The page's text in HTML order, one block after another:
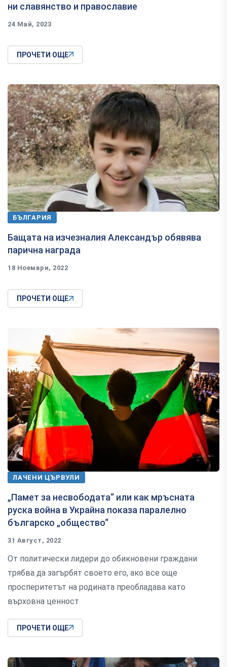
ни славянство и православие
24 Май, 2023
ПРОЧЕТИ ОЩЕ
БЪЛГАРИЯ
Бащата на изчезналия Александър обявява
парична награда
18 Ноември, 2022
ПРОЧЕТИ ОЩЕ
ЛАЧЕНИ ЦЪРВУЛИ
„Памет за несвободата“ или как мръсната
руска война в Украйна показа паралелно
българско „общество“
31 Август, 2022
От политически лидери до обикновени граждани
трябва да загърбят своето его, ако все още
просперитетът на родината преобладава като
върховна ценност
ПРОЧЕТИ ОЩЕ